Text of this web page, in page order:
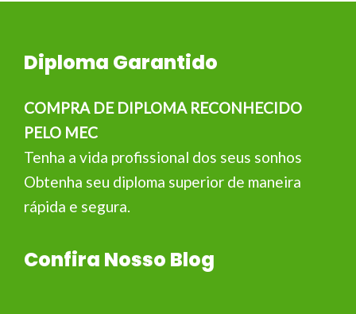
Diploma Garantido
COMPRA DE DIPLOMA RECONHECIDO
PELO MEC
Tenha a vida profissional dos seus sonhos
Obtenha seu diploma superior de maneira
rápida e segura.
Confira Nosso Blog